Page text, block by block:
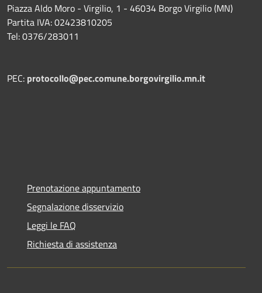
Piazza Aldo Moro - Virgilio, 1 - 46034 Borgo Virgilio (MN)
Partita IVA: 02423810205
Tel: 0376/283011
PEC: protocollo@pec.comune.borgovirgilio.mn.it
Prenotazione appuntamento
Segnalazione disservizio
Leggi le FAQ
Richiesta di assistenza